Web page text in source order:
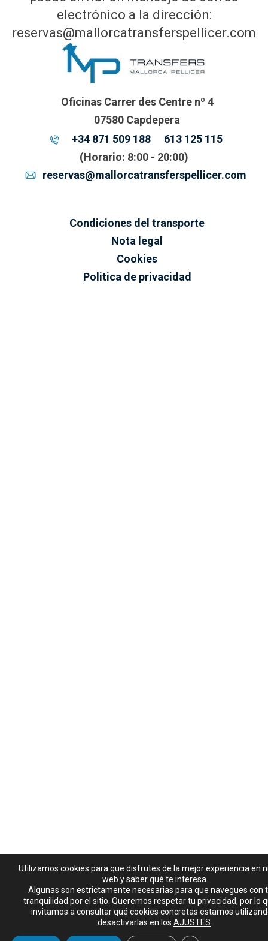
electrónico a la dirección:
reservas@mallorcatransferspellicer.com
Oficinas Carrer des Centre nº 4
07580 Capdepera
+34 871 509 188
613 125 115
(Horario: 8:00 - 20:00)
reservas@mallorcatransferspellicer.com
Condiciones del transporte
Nota legal
Cookies
Politica de privacidad
Utilizamos cookies para que disfrutes de la mejor experiencia en
web y saber qué te interesa.
Algunas son estrictamente necesarias para que navegues con
tranquilidad por el sitio. Queremos respetar tu privacidad, por lo
invitamos a consultar qué cookies concretas estamos
desactivarlas en los AJUSTES